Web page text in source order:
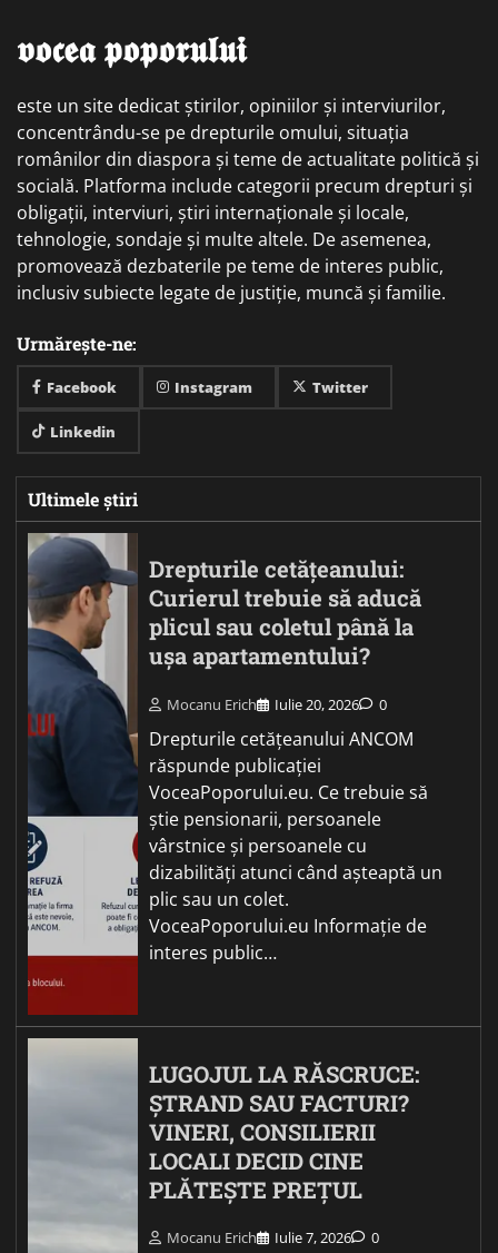
𝖛𝖔𝖈𝖊𝖆 𝖕𝖔𝖕𝖔𝖗𝖚𝖑𝖚𝖎
este un site dedicat știrilor, opiniilor și interviurilor,
concentrându-se pe drepturile omului, situația
românilor din diaspora și teme de actualitate politică și
socială. Platforma include categorii precum drepturi și
obligații, interviuri, știri internaționale și locale,
tehnologie, sondaje și multe altele. De asemenea,
promovează dezbaterile pe teme de interes public,
inclusiv subiecte legate de justiție, muncă și familie.
Urmărește-ne:
Facebook Instagram Twitter
Linkedin
Ultimele știri
Drepturile cetățeanului:
Curierul trebuie să aducă
plicul sau coletul până la
ușa apartamentului?
Mocanu Erich Iulie 20, 2026 0
Drepturile cetățeanului ANCOM
răspunde publicației
VoceaPoporului.eu. Ce trebuie să
știe pensionarii, persoanele
vârstnice și persoanele cu
dizabilități atunci când așteaptă un
plic sau un colet.
VoceaPoporului.eu Informație de
interes public…
LUGOJUL LA RĂSCRUCE:
ȘTRAND SAU FACTURI?
VINERI, CONSILIERII
LOCALI DECID CINE
PLĂTEȘTE PREȚUL
Mocanu Erich Iulie 7, 2026 0